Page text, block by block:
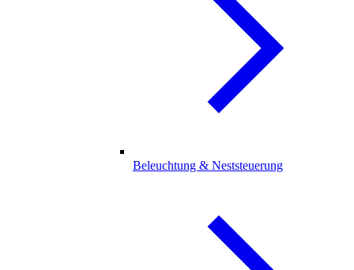
Beleuchtung & Neststeuerung